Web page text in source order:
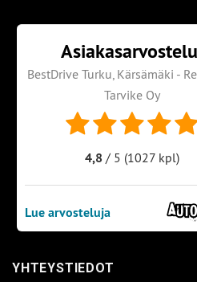
YHTEYSTIEDOT